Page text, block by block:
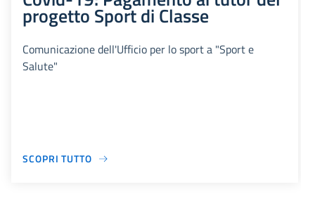
progetto Sport di Classe
Comunicazione dell'Ufficio per lo sport a "Sport e
Salute"
SCOPRI TUTTO